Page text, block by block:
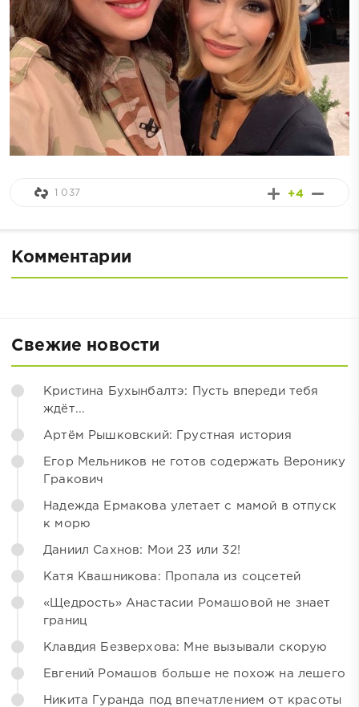
+4
1 037
Комментарии
Свежие новости
Кристина Бухынбалтэ: Пусть впереди тебя
ждёт...
Артём Рышковский: Грустная история
Егор Мельников не готов содержать Веронику
Гракович
Надежда Ермакова улетает с мамой в отпуск
к морю
Даниил Сахнов: Мои 23 или 32!
Катя Квашникова: Пропала из соцсетей
«Щедрость» Анастасии Ромашовой не знает
границ
Клавдия Безверхова: Мне вызывали скорую
Евгений Ромашов больше не похож на лешего
Никита Гуранда под впечатлением от красоты